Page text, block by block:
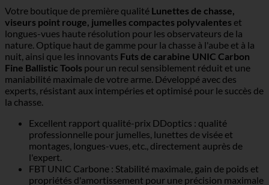
Votre boutique de première qualité Lunettes de chasse,
viseurs point rouge, jumelles compactes polyvalentes et
longues-vues haute résolution pour les observateurs de la
nature. Optique haut de gamme pour la chasse à l'aube et à la
nuit, ainsi que les innovants Futs de carabine UNIC Carbon
Fine Ballistic Tools pour un recul sensiblement réduit et une
maniabilité maximale de votre arme. Développé avec des
experts, résistant aux intempéries et optimisé pour le succès de
la chasse.
Excellent rapport qualité-prix DDoptics : qualité
professionnelle pour jumelles, lunettes de visée et
montages, longues-vues, etc., directement auprès de
l'expert.
FBT UNIC Carbone : Stabilité maximale, gain de poids et
propriétés d'amortissement pour une précision maximale